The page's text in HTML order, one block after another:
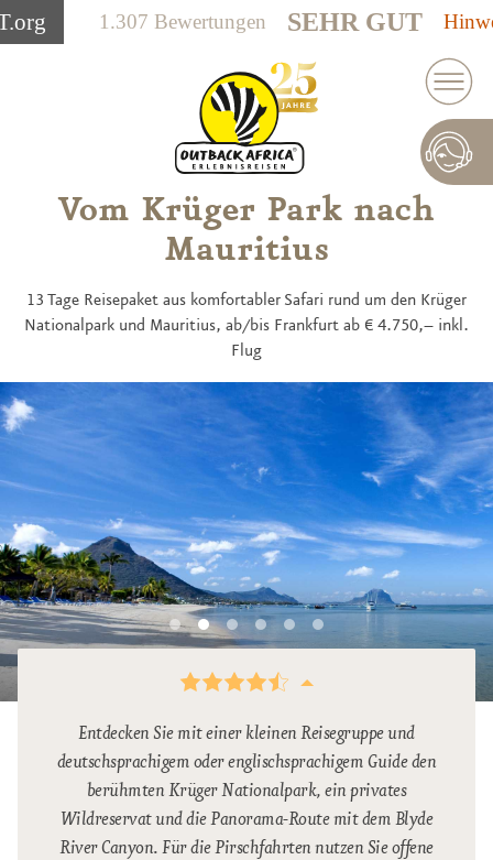
.org 1.307 Bewertungen SEHR GUT
Vom Krüger Park nach
Mauritius
13 Tage Reisepaket aus komfortabler Safari rund um den Krüger
Nationalpark und Mauritius, ab/bis Frankfurt ab € 4.750,– inkl.
Flug
Entdecken Sie mit einer kleinen Reisegruppe und
deutschsprachigem oder englischsprachigem Guide den
berühmten Krüger Nationalpark, ein privates
Wildreservat und die Panorama-Route mit dem Blyde
River Canyon. Für die Pirschfahrten nutzen Sie offene